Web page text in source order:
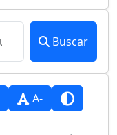
Buscar
A-